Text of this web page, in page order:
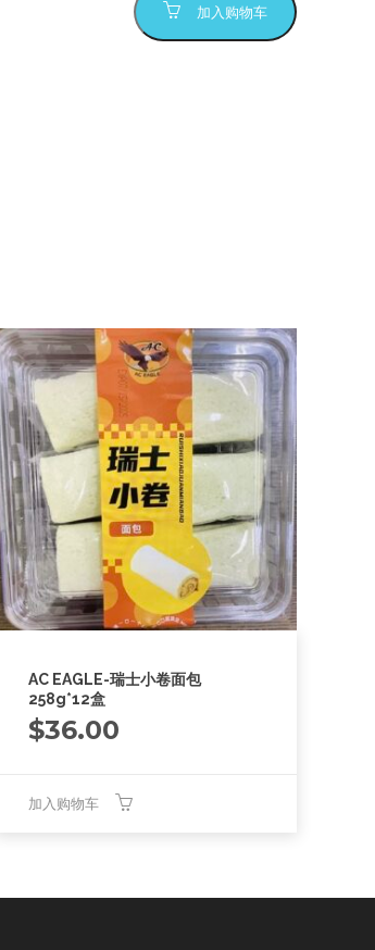
加入购物车
AC EAGLE-瑞士小卷面包
258g*12盒
$36.00
加入购物车